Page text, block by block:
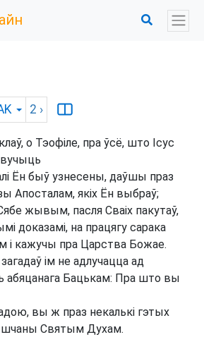
2 ›
о Тэофіле, пра ўсё, што Ісус
вучыць
Ён быў узнесены, даўшы праз
Апосталам, якіх Ён выбраў;
жывым, пасля Сваіх пакутаў,
доказамі, на працягу сарака
і кажучы пра Царства Божае.
ім не адлучацца ад
абяцанага Бацькам: Пра што вы
вы ж праз некалькі гэтых
Святым Духам.